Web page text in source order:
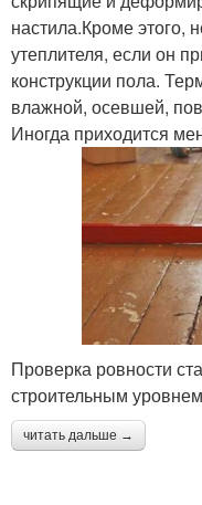
настила.Кроме этого,
утеплителя, если он
конструкции пола.
влажной, осевшей,
Иногда приходится
Проверка ровности
строительным уровнем
читать дальше →